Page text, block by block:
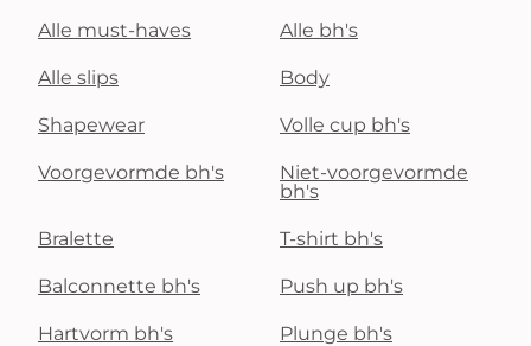
Alle must-haves Alle bh's
Alle slips Body
Shapewear Volle cup bh's
Voorgevormde bh's
Niet-voorgevormde
bh's
Bralette T-shirt bh's
Balconnette bh's Push up bh's
Hartvorm bh's Plunge bh's